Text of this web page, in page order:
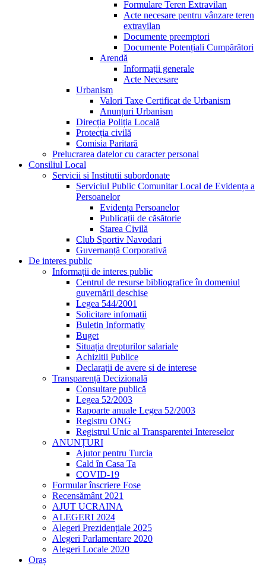
Formulare Teren Extravilan
Acte necesare pentru vânzare teren
extravilan
Documente preemptori
Documente Potențiali Cumpărători
Arendă
Informații generale
Acte Necesare
Urbanism
Valori Taxe Certificat de Urbanism
Anunțuri Urbanism
Direcția Poliția Locală
Protecția civilă
Comisia Paritară
Prelucrarea datelor cu caracter personal
Consiliul Local
Servicii si Institutii subordonate
Serviciul Public Comunitar Local de Evidența a
Persoanelor
Evidența Persoanelor
Publicații de căsătorie
Starea Civilă
Club Sportiv Navodari
Guvernanță Corporativă
De interes public
Informații de interes public
Centrul de resurse bibliografice în domeniul
guvernării deschise
Legea 544/2001
Solicitare infomatii
Buletin Informativ
Buget
Situația drepturilor salariale
Achizitii Publice
Declarații de avere si de interese
Transparență Decizională
Consultare publică
Legea 52/2003
Rapoarte anuale Legea 52/2003
Registru ONG
Registrul Unic al Transparentei Intereselor
ANUNȚURI
Ajutor pentru Turcia
Cald în Casa Ta
COVID-19
Formular înscriere Fose
Recensământ 2021
AJUT UCRAINA
ALEGERI 2024
Alegeri Prezidențiale 2025
Alegeri Parlamentare 2020
Alegeri Locale 2020
Oraș